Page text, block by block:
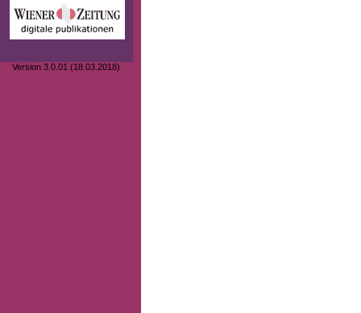
Version 3.0.01 (18.03.2018)